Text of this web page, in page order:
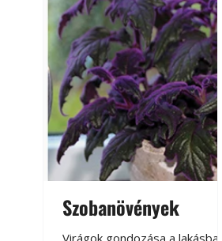
Szobanövények